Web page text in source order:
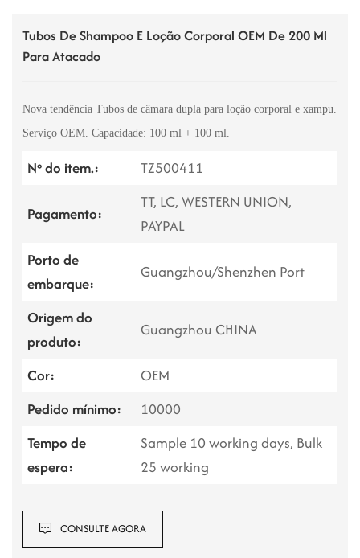
Tubos De Shampoo E Loção Corporal OEM De 200 Ml
Para Atacado
Nova tendênciaTubos de câmara dupla para loção corporal e xampu.
Serviço OEM. Capacidade: 100 ml + 100 ml.
Nº do item.: TZ500411
Pagamento:
TT, LC, WESTERN UNION,
PAYPAL
Porto de
embarque:
Guangzhou/Shenzhen Port
Origem do
produto:
Guangzhou CHINA
Cor:
OEM
Pedido mínimo:
10000
Tempo de
espera:
Sample 10 working days, Bulk
25 working
CONSULTE AGORA